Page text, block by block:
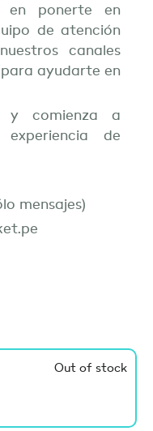
en ponerte en
de atención
canales
ayudarte en
y comienza a
de
mensajes)
Out of stock